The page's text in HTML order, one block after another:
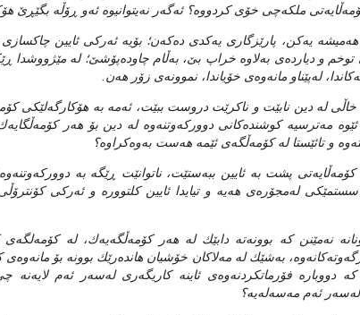
ملكه‌چی خۆی كردووه‌؟ ئه‌گه‌ر نه‌یتوانیوه‌ ئه‌و ڕۆڵه‌ بگێڕێ
یه‌كن، پارێزگاری‌ یه‌كدی‌ ده‌كه‌ن؛ بۆیه‌ ئه‌ركی‌ ئایین چاكسازی‌
و دیارده‌ی‌ به‌لاوه‌ خراپ بێ‌، به‌ڵام چاوده‌پۆشێ‌؛ له‌ مێژووشدا
له‌پێناو مانه‌وه‌ی‌ خۆیاندا، نموونه‌ی‌ زۆر هه‌ن.
له‌ دین نابێت و ناكرێت دروست ببێت، ئه‌مه‌ به‌ هۆكارگه‌لێكی
مه‌ترسیه‌ كوشنده‌كانی دووركه‌وتنه‌وه‌ له‌ دین بۆ هه‌ر كۆمه‌ڵگایه‌ك
و تائێستا له‌ كۆمه‌ڵگه‌ی ئێمه‌ هه‌ست به‌وه‌كراوه‌؟
پشت به‌ ئایین ببه‌ستێت، ناتوانێت ڕێگه‌ به‌
له‌مجۆره‌ی‌ هه‌یه‌ و تیایدا ئایین كلتووره‌ و ئه‌ركی‌
نه‌مێنن كه‌ بوونه‌ته‌ دابێك له‌ هه‌ر كۆمه‌ڵگه‌یه‌ك، له‌ كۆمه‌لگه‌ی
به‌شێك له‌ مه‌لاكان خۆشیان هانده‌رێك بوونه‌ بۆ مانه‌وه‌ی
دووباره‌ فۆرماتكردنه‌وه‌ی ئاینه‌ كاریگه‌ری له‌سه‌ر ئه‌م لایه‌نه‌
له‌سه‌ر ئه‌م مه‌سه‌له‌یه‌؟